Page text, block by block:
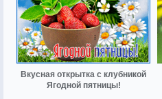
Вкусная открытка с клубникой
Ягодной пятницы!